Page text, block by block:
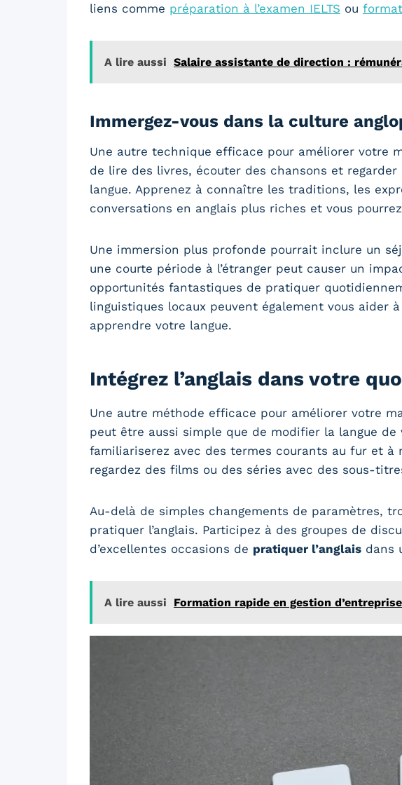
liens comme préparation à l’examen IELTS ou
A lire aussi Salaire assistante de direction :
Immergez-vous dans la culture
Une autre technique efficace pour améliorer votre
de lire des livres, écouter des chansons et
langue. Apprenez à connaître les traditions, les
conversations en anglais plus riches et vous
Une immersion plus profonde pourrait inclure un
une courte période à l’étranger peut causer un
opportunités fantastiques de pratiquer
linguistiques locaux peuvent également vous
apprendre votre langue.
Intégrez l’anglais dans votre
Une autre méthode efficace pour améliorer votre
peut être aussi simple que de modifier la langue
familiariserez avec des termes courants au fur et à
regardez des films ou des séries avec des sous-
Au-delà de simples changements de paramètres,
pratiquer l’anglais. Participez à des groupes de
d’excellentes occasions de pratiquer l’anglais dans
A lire aussi Formation rapide en gestion